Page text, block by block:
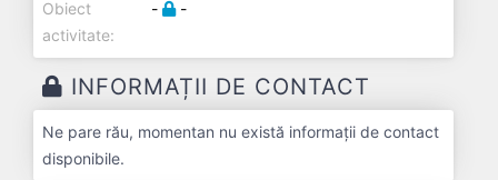
Obiect
activitate:
- -
INFORMAȚII DE CONTACT
Ne pare rău, momentan nu există informații de contact
disponibile.